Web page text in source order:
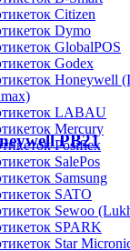
Citizen
Dymo
GlobalPOS
Godex
Honeywell
LABAU
Mercury
Posiflex
SalePos
Samsung
SATO
Sewoo
SPARK
Star
PB21